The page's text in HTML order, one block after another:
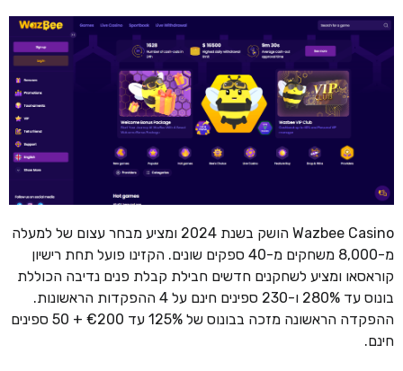
Wazbee Casino הושק בשנת 2024 ומציע מבחר עצום של למעלה
מ-8,000 משחקים מ-40 ספקים שונים. הקזינו פועל תחת רישיון
קוראסאו ומציע לשחקנים חדשים חבילת קבלת פנים נדיבה הכוללת
בונוס עד 280% ו-230 ספינים חינם על 4 ההפקדות הראשונות.
ההפקדה הראשונה מזכה בבונוס של 125% עד €200 + 50 ספינים
חינם.